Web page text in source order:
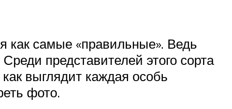
самые «правильные». Ведь
представителей этого сорта
выглядит каждая особь
фото.